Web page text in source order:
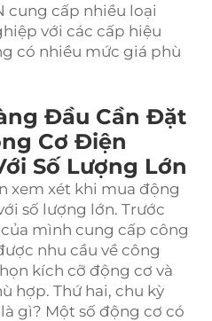
cung cấp nhiều loại
với các cấp hiệu
có nhiều mức giá phù
Đầu Cần Đặt
Cơ Điện
Số Lượng Lớn
xem xét khi mua động
số lượng lớn. Trước
mình cung cấp công
nhu cầu về công
kích cỡ động cơ và
hợp. Thứ hai, chu kỳ
gì? Một số động cơ có